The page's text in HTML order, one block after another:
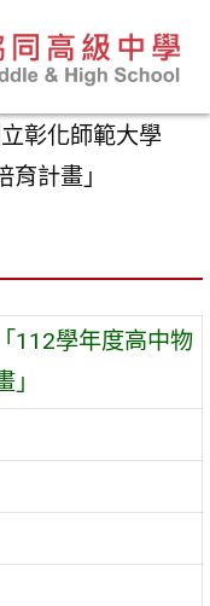
彰化師範大學
計畫」
112學年度高中物